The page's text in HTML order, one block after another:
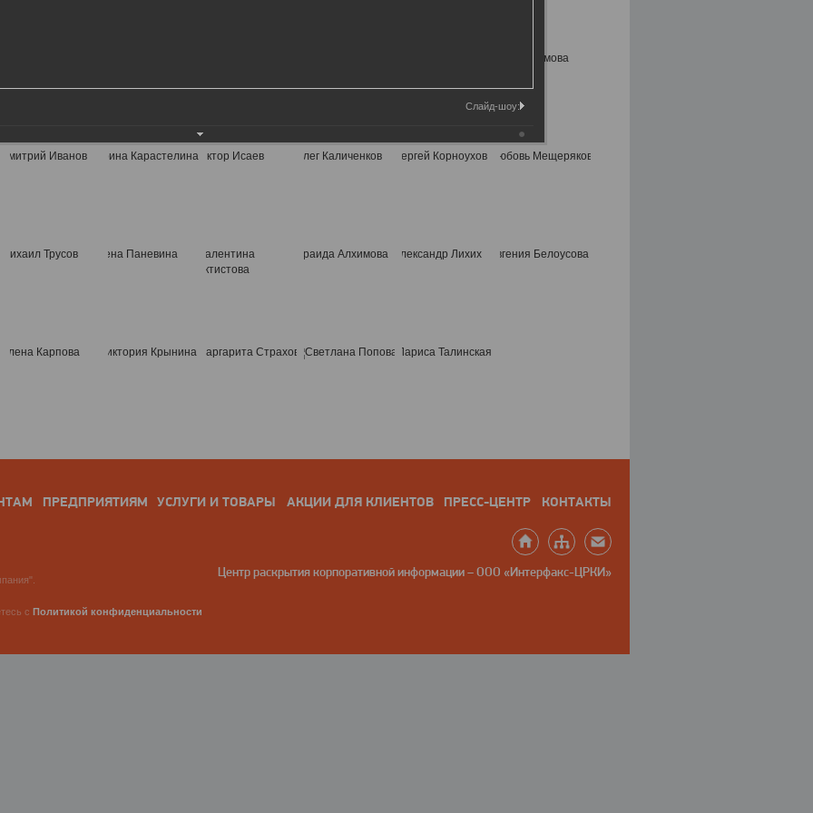
ПРЕДПРИЯТИЯМ УСЛУГИ И ТОВАРЫ АКЦИИ ДЛЯ КЛИЕНТОВ ПРЕСС-ЦЕНТР КОНТАКТЫ
Центр раскрытия корпоративной информации – ООО «Интерфакс-ЦРКИ»
с Политикой конфиденциальности
Слайд-шоу: